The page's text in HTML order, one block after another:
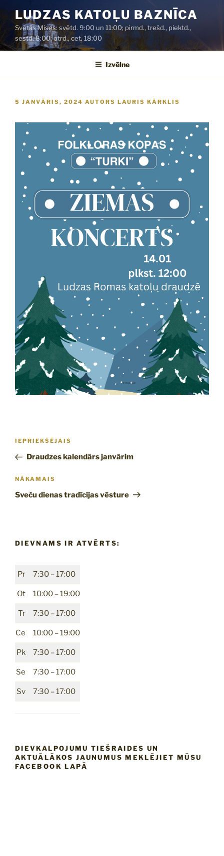
saturu
LUDZAS KATOĻU BAZNĪCA
Svētās Mises: svētd. 9:00 un 11:00; pirmd., trešd., piektd.,
sestd. 8:00; otrd., cet. 18:00
Izvēlne
PUBLICĒTS
5 JANVĀRIS, 2024 AUTORS LAURIS KĀRKLIS
Ziņu
Iepriekšējā
ziņa:
IEPRIEKŠĒJAIS
Draudzes kalendārs janvārim
Nākamā
ziņa
NĀKAMAIS
Sveču dienas tradīcijas vēsture
DIEVNAMS IR ATVĒRTS:
Pr 7:30 – 17:00
Ot 10:00 – 19:00
Tr 7:30 – 17:00
Ce 10:00 – 19:00
Pk 7:30 – 17:00
Se 7:30 – 17:00
Sv 7:30 – 17:00
DIEVKALPOJUMU TIEŠRAIDES UN
AKTUĀLĀKOS JAUNUMUS MEKLĒJIET MŪSU
FACEBOOK LAPĀ